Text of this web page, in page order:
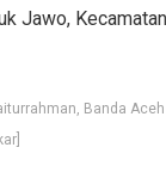
Jawo,
Banda